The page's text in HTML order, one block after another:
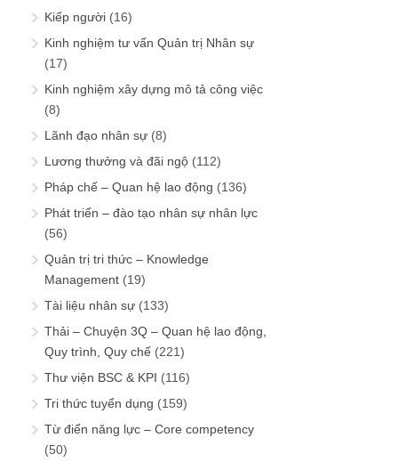
Kiếp người (16)
Kinh nghiệm tư vấn Quản trị Nhân sự
(17)
Kinh nghiệm xây dựng mô tả công việc
(8)
Lãnh đạo nhân sự (8)
Lương thưởng và đãi ngộ (112)
Pháp chế – Quan hệ lao động (136)
Phát triển – đào tạo nhân sự nhân lực
(56)
Quản trị tri thức – Knowledge
Management (19)
Tài liệu nhân sự (133)
Thải – Chuyện 3Q – Quan hệ lao động,
Quy trình, Quy chế (221)
Thư viện BSC & KPI (116)
Tri thức tuyển dụng (159)
Từ điển năng lực – Core competency
(50)